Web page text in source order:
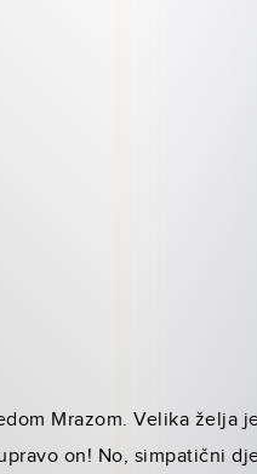
Mrazom. Velika želja
on! No, simpatični